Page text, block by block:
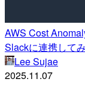
AWS Cost
Slackに連携して
Lee Sujae
2025.11.07